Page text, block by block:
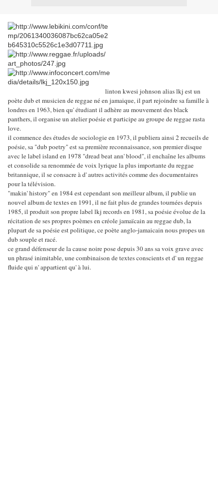
linton kwesi johnson alias lkj est un
poète dub et musicien de reggae né en jamaique, il part rejoindre sa famille à
londres en 1963, bien qu' étudiant il adhère au mouvement des black
panthers, il organise un atelier poésie et participe au groupe de reggae rasta
love.
il commence des études de sociologie en 1973, il publiera ainsi 2 recueils de
poésie, sa "dub poetry" est sa première reconnaissance, son premier disque
avec le label island en 1978 "dread beat ann' blood", il enchaîne les albums
et consolide sa renommée de voix lyrique la plus importante du reggae
britannique, il se consacre à d' autres activités comme des documentaires
pour la télévision.
"makin' history" en 1984 est cependant son meilleur album, il publie un
nouvel album de textes en 1991, il ne fait plus de grandes tournées depuis
1985, il produit son propre label lkj records en 1981, sa poésie évolue de la
récitation de ses propres poèmes en créole jamaïcain au reggae dub, la
plupart de sa poésie est politique, ce poète anglo-jamaicain nous propes un
dub souple et racé.
ce grand défenseur de la cause noire pose depuis 30 ans sa voix grave avec
un phrasé inimitable, une combinaison de textes conscients et d' un reggae
fluide qui n' appartient qu' à lui.